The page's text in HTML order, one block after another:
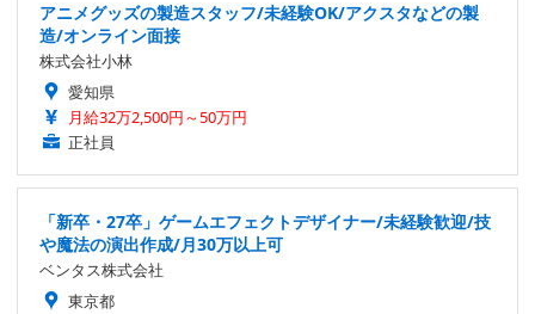
アニメグッズの製造スタッフ/未経験OK/アクスタなどの製
造/オンライン面接
株式会社小林
愛知県
月給32万2,500円～50万円
正社員
「新卒・27卒」ゲームエフェクトデザイナー/未経験歓迎/技
や魔法の演出作成/月30万以上可
ベンタス株式会社
東京都